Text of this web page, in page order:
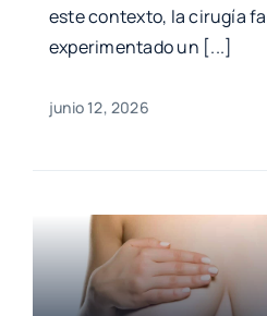
este contexto, la cirugía
experimentado un [...]
junio 12, 2026